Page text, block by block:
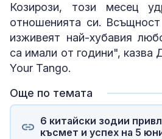
Козирози, този месец
отношенията си.
изживеят най-хубавия
са имали от години", казва
Your Tango.
Още по темата
6 китайски зодии
късмет и успех на 5